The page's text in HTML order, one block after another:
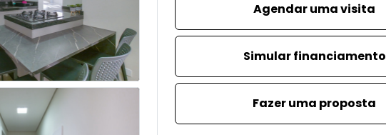
Agendar uma visita
Simular financiamento
Fazer uma proposta